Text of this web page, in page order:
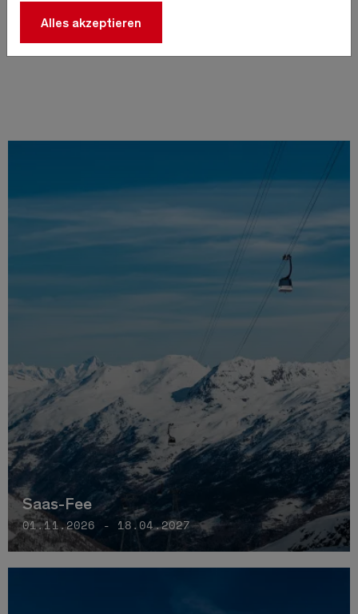
Fahrpläne Bergbahnen
Saas-Fee
01.11.2026 - 18.04.2027
Alles akzeptieren